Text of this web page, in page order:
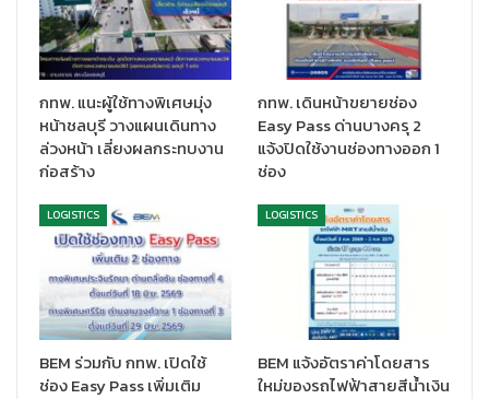
กทพ. แนะผู้ใช้ทางพิเศษมุ่ง
หน้าชลบุรี วางแผนเดินทาง
ล่วงหน้า เลี่ยงผลกระทบงาน
ก่อสร้าง
กทพ. เดินหน้าขยายช่อง
Easy Pass ด่านบางครุ 2
แจ้งปิดใช้งานช่องทางออก 1
ช่อง
LOGISTICS
BEM ร่วมกับ กทพ. เปิดใช้
ช่อง Easy Pass เพิ่มเติม
LOGISTICS
BEM แจ้งอัตราค่าโดยสาร
ใหม่ของรถไฟฟ้าสายสีน้ำเงิน